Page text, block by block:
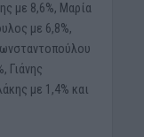
με 8,6%, Μαρία
με 6,8%,
Γιάνης
με 1,4% και